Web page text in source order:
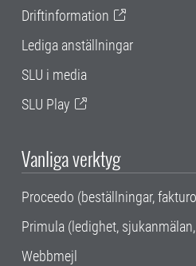
Driftinformation
Lediga anställningar
SLU i media
SLU Play
Vanliga verktyg
Proceedo (beställningar,
Primula (ledighet,
Webbmejl